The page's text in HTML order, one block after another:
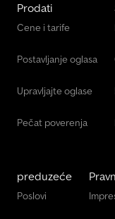
Prodati
Cene i tarife
Postavljanje oglasa
Upravljajte oglase
Pečat poverenja
preduzeće
Poslovi